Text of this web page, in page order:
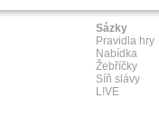
Sázky
Pravidla hry
Nabídka
Žebříčky
Síň slávy
L!VE